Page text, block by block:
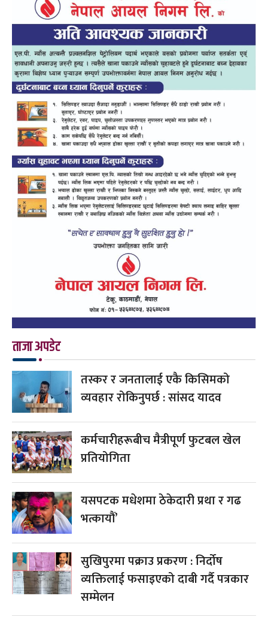
ताजा अपडेट
तस्कर र जनतालाई एकै किसिमको
व्यवहार रोकिनुपर्छ : सांसद यादव
कर्मचारीहरूबीच मैत्रीपूर्ण फुटबल खेल
प्रतियोगिता
यसपटक मधेशमा ठेकेदारी प्रथा र गढ
भत्कायौं’
सुखिपुरमा पक्राउ प्रकरण : निर्दोष
व्यक्तिलाई फसाइएको दाबी गर्दै पत्रकार
सम्मेलन